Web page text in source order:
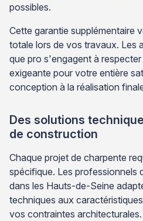
possibles.
Cette garantie supplémentaire
totale lors de vos travaux. Les
que pro s'engagent à
exigeante pour votre entière
conception à la réalisation
Des solutions
de construction
Chaque projet de charpente
spécifique. Les professionnels
dans les Hauts-de-Seine
techniques aux
vos contraintes architecturales.